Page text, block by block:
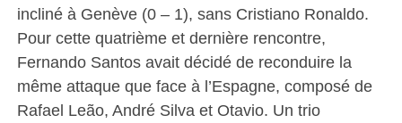
incliné à Genève (0 – 1), sans Cristiano Ronaldo.
Pour cette quatrième et dernière rencontre,
Fernando Santos avait décidé de reconduire la
même attaque que face à l’Espagne, composé de
Rafael Leão, André Silva et Otavio. Un trio